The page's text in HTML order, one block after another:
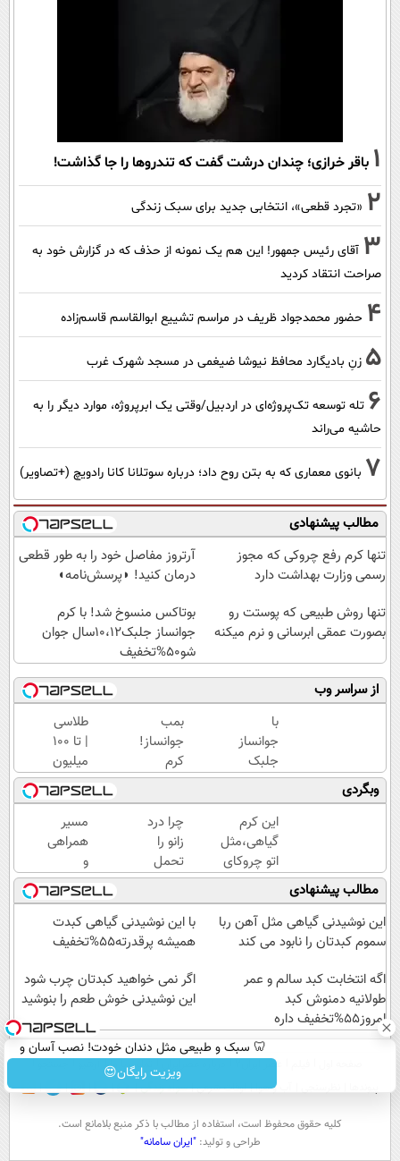
1 باقر خرازی؛ چندان درشت گفت که تندروها را جا گذاشت!
2 «تجرد قطعی»، انتخابی جدید برای سبک زندگی
3 آقای رئیس جمهور! این هم یک نمونه از حذف که در گزارش خود به
صراحت انتقاد کردید
4 حضور محمدجواد ظریف در مراسم تشییع ابوالقاسم قاسم‌زاده
5 زنِ بادیگارد محافظ نیوشا ضیغمی در مسجد شهرک غرب
6 تله توسعه تک‌پروژه‌ای در اردبیل/وقتی یک ابرپروژه، موارد دیگر را به
حاشیه می‌راند
7 بانوی معماری که به بتن روح داد؛ درباره سوتلانا کانا رادویچ (+تصاویر)
مطالب پیشنهادی
تنها کرم رفع چروکی که مجوز
رسمی وزارت بهداشت دارد
آرتروز مفاصل خود را به طور قطعی
درمان کنید! ◗پرسش‌نامه◖
تنها روش طبیعی که پوستت رو
بصورت عمقی ابرسانی و نرم میکنه
بوتاکس منسوخ شد! با کرم
جوانساز جلبک10،12سال جوان
شو50%تخفیف
از سراسر وب
با
جوانساز
جلبک
عید
امسال
۱۰سال
جوون
تری
بمب
جوانساز!
کرم
بوتاکس
جلبک
اسپیرولینا50%تخفیف
طلاسی
| تا 100
میلیون
وام
آنی
خرید
طلا💰
ثبت
نام
کن!
وبگردی
این کرم
گیاهی،مثل
اتو چروکای
پوستتوصاف
میکنه!50%تخفیف
چرا درد
زانو را
تحمل
می‌کنی؟
خیلی
ساده
درمنزل
کن
مسیر
همراهی
و
گزارش
عملکرد
گروه
اسنپ
۱۴۰۴
مطالب پیشنهادی
این نوشیدنی گیاهی مثل آهن ربا
سموم کبدتان را نابود می کند
با این نوشیدنی گیاهی کبدت
همیشه پرقدرته55%تخفیف
اگه انتخابت کبد سالم و عمر
طولانیه دمنوش کبد
امروز55%تخفیف داره
اگر نمی خواهید کبدتان چرب شود
این نوشیدنی خوش طعم را بنوشید
🦷 سبک و طبیعی مثل دندان خودت! نصب آسان و
پرداخت اقساطی 💳 📍 تهران
ویزیت رایگان😍 عصر ایران۲ تماس با ما
آب و هوا اوقات شرعی سواد زندگی
كليه حقوق محفوظ است، استفاده از مطالب با ذكر منبع بلامانع است.
طراحی و تولید:"ایران سامانه"